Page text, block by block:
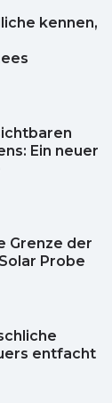
kennen,
Ein neuer
Grenze der
Probe
entfacht